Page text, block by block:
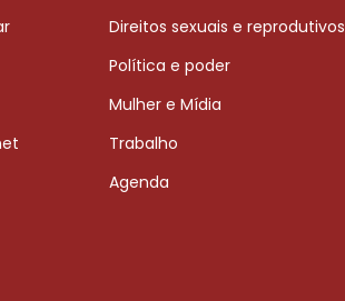
Direitos sexuais e reprodutivos
Política e poder
Mulher e Mídia
Trabalho
Agenda